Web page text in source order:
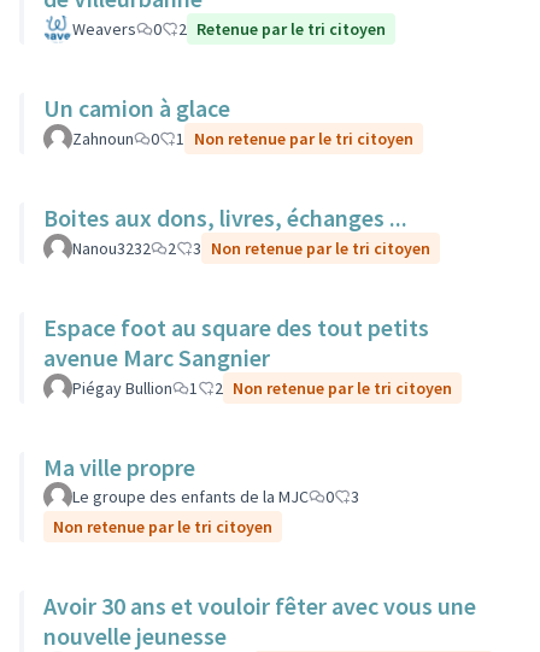
Weavers 0 2 Retenue par le tri citoyen
Un camion à glace
Zahnoun 0 1 Non retenue par le tri citoyen
Boites aux dons, livres, échanges ...
Nanou3232 2 3 Non retenue par le tri citoyen
Espace foot au square des tout petits
avenue Marc Sangnier
Piégay Bullion 1 2 Non retenue par le tri citoyen
Ma ville propre
Le groupe des enfants de la MJC 0
3
Non retenue par le tri citoyen
Avoir 30 ans et vouloir fêter avec vous une
nouvelle jeunesse